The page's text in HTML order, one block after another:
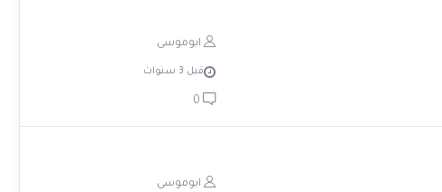
ابوموسى
قبل 3 سنوات
0
ابوموسى